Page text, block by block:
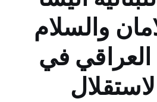
والسلام
في